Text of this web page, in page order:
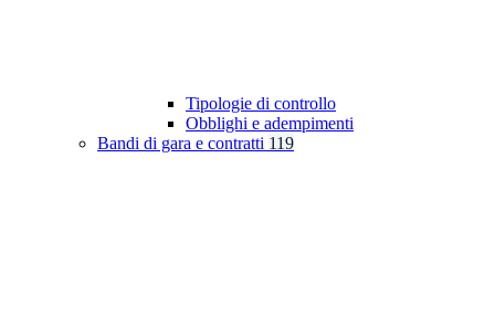
Tipologie di controllo
Obblighi e adempimenti
Bandi di gara e contratti 119